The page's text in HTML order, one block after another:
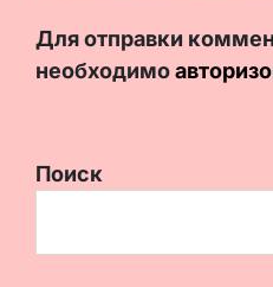
Для отправки
необходимо
Поиск